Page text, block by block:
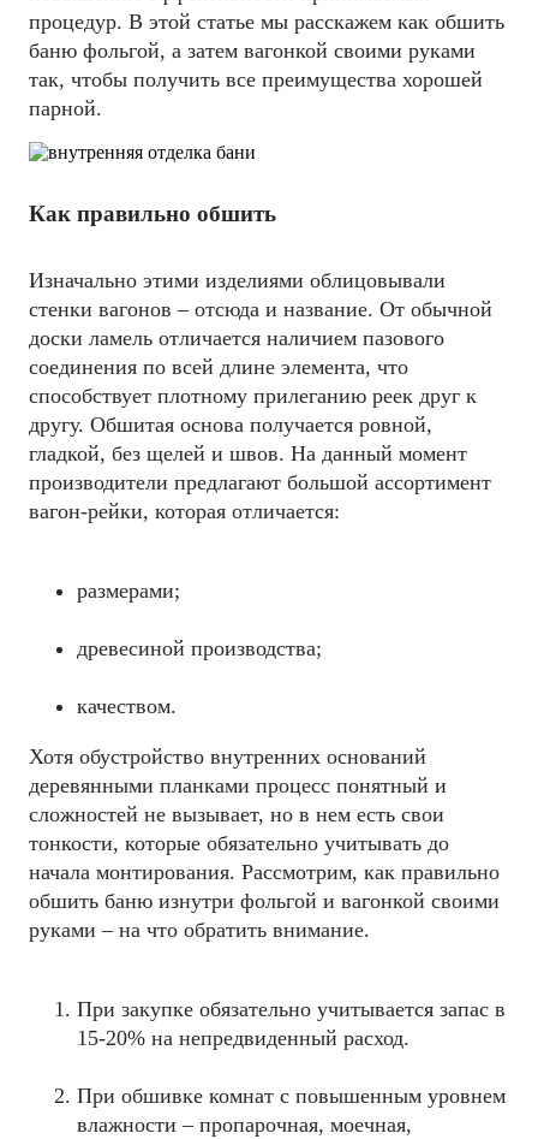
процедур. В этой статье мы расскажем как обшить
баню фольгой, а затем вагонкой своими руками
так, чтобы получить все преимущества хорошей
парной.
Как правильно обшить
Изначально этими изделиями облицовывали
стенки вагонов – отсюда и название. От обычной
доски ламель отличается наличием пазового
соединения по всей длине элемента, что
способствует плотному прилеганию реек друг к
другу. Обшитая основа получается ровной,
гладкой, без щелей и швов. На данный момент
производители предлагают большой ассортимент
вагон-рейки, которая отличается:
размерами;
древесиной производства;
качеством.
Хотя обустройство внутренних оснований
деревянными планками процесс понятный и
сложностей не вызывает, но в нем есть свои
тонкости, которые обязательно учитывать до
начала монтирования. Рассмотрим, как правильно
обшить баню изнутри фольгой и вагонкой своими
руками – на что обратить внимание.
При закупке обязательно учитывается запас в
15-20% на непредвиденный расход.
При обшивке комнат с повышенным уровнем
влажности – пропарочная, моечная,